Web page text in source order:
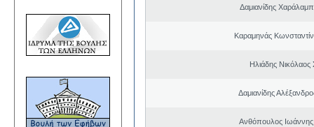
Δαμιανίδης
Καραμηνάς
Ηλιάδης Νικόλαος
Δαμιανίδης
Ανθόπουλος Ιωάννης